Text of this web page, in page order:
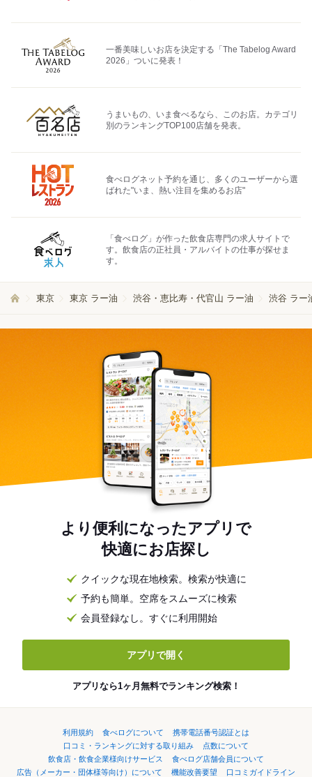
一番美味しいお店を決定する「The Tabelog Award
2026」ついに発表！
うまいもの、いま食べるなら、このお店。カテゴリ
別のランキングTOP100店舗を発表。
食べログネット予約を通じ、多くのユーザーから選
ばれた"いま、熱い注目を集めるお店"
「食べログ」が作った飲食店専門の求人サイトで
す。飲食店の正社員・アルバイトの仕事が探せま
す。
東京 東京 ラー油 渋谷・恵比寿・代官山 ラー油 渋谷 ラー
より便利になったアプリで
快適にお店探し
クイックな現在地検索。検索が快適に
予約も簡単。空席をスムーズに検索
会員登録なし。すぐに利用開始
アプリで開く
アプリなら1ヶ月無料でランキング検索！
利用規約 食べログについて
携帯電話番号認証とは
口コミ・ランキングに対する取り組み
点数について
飲食店・飲食企業様向けサービス
食べログ店舗会員について
広告（メーカー・団体様等向け）について
機能改善要望 口コミガイドライン